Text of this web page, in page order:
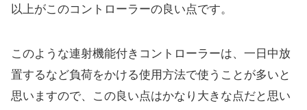
以上がこのコントローラーの良い点です。
このような連射機能付きコントローラーは、一日中放
置するなど負荷をかける使用方法で使うことが多いと
思いますので、この良い点はかなり大きな点だと思い